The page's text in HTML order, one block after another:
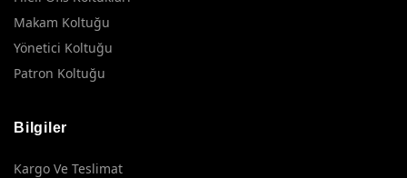
Makam Koltuğu
Yönetici Koltuğu
Patron Koltuğu
Bilgiler
Kargo Ve Teslimat